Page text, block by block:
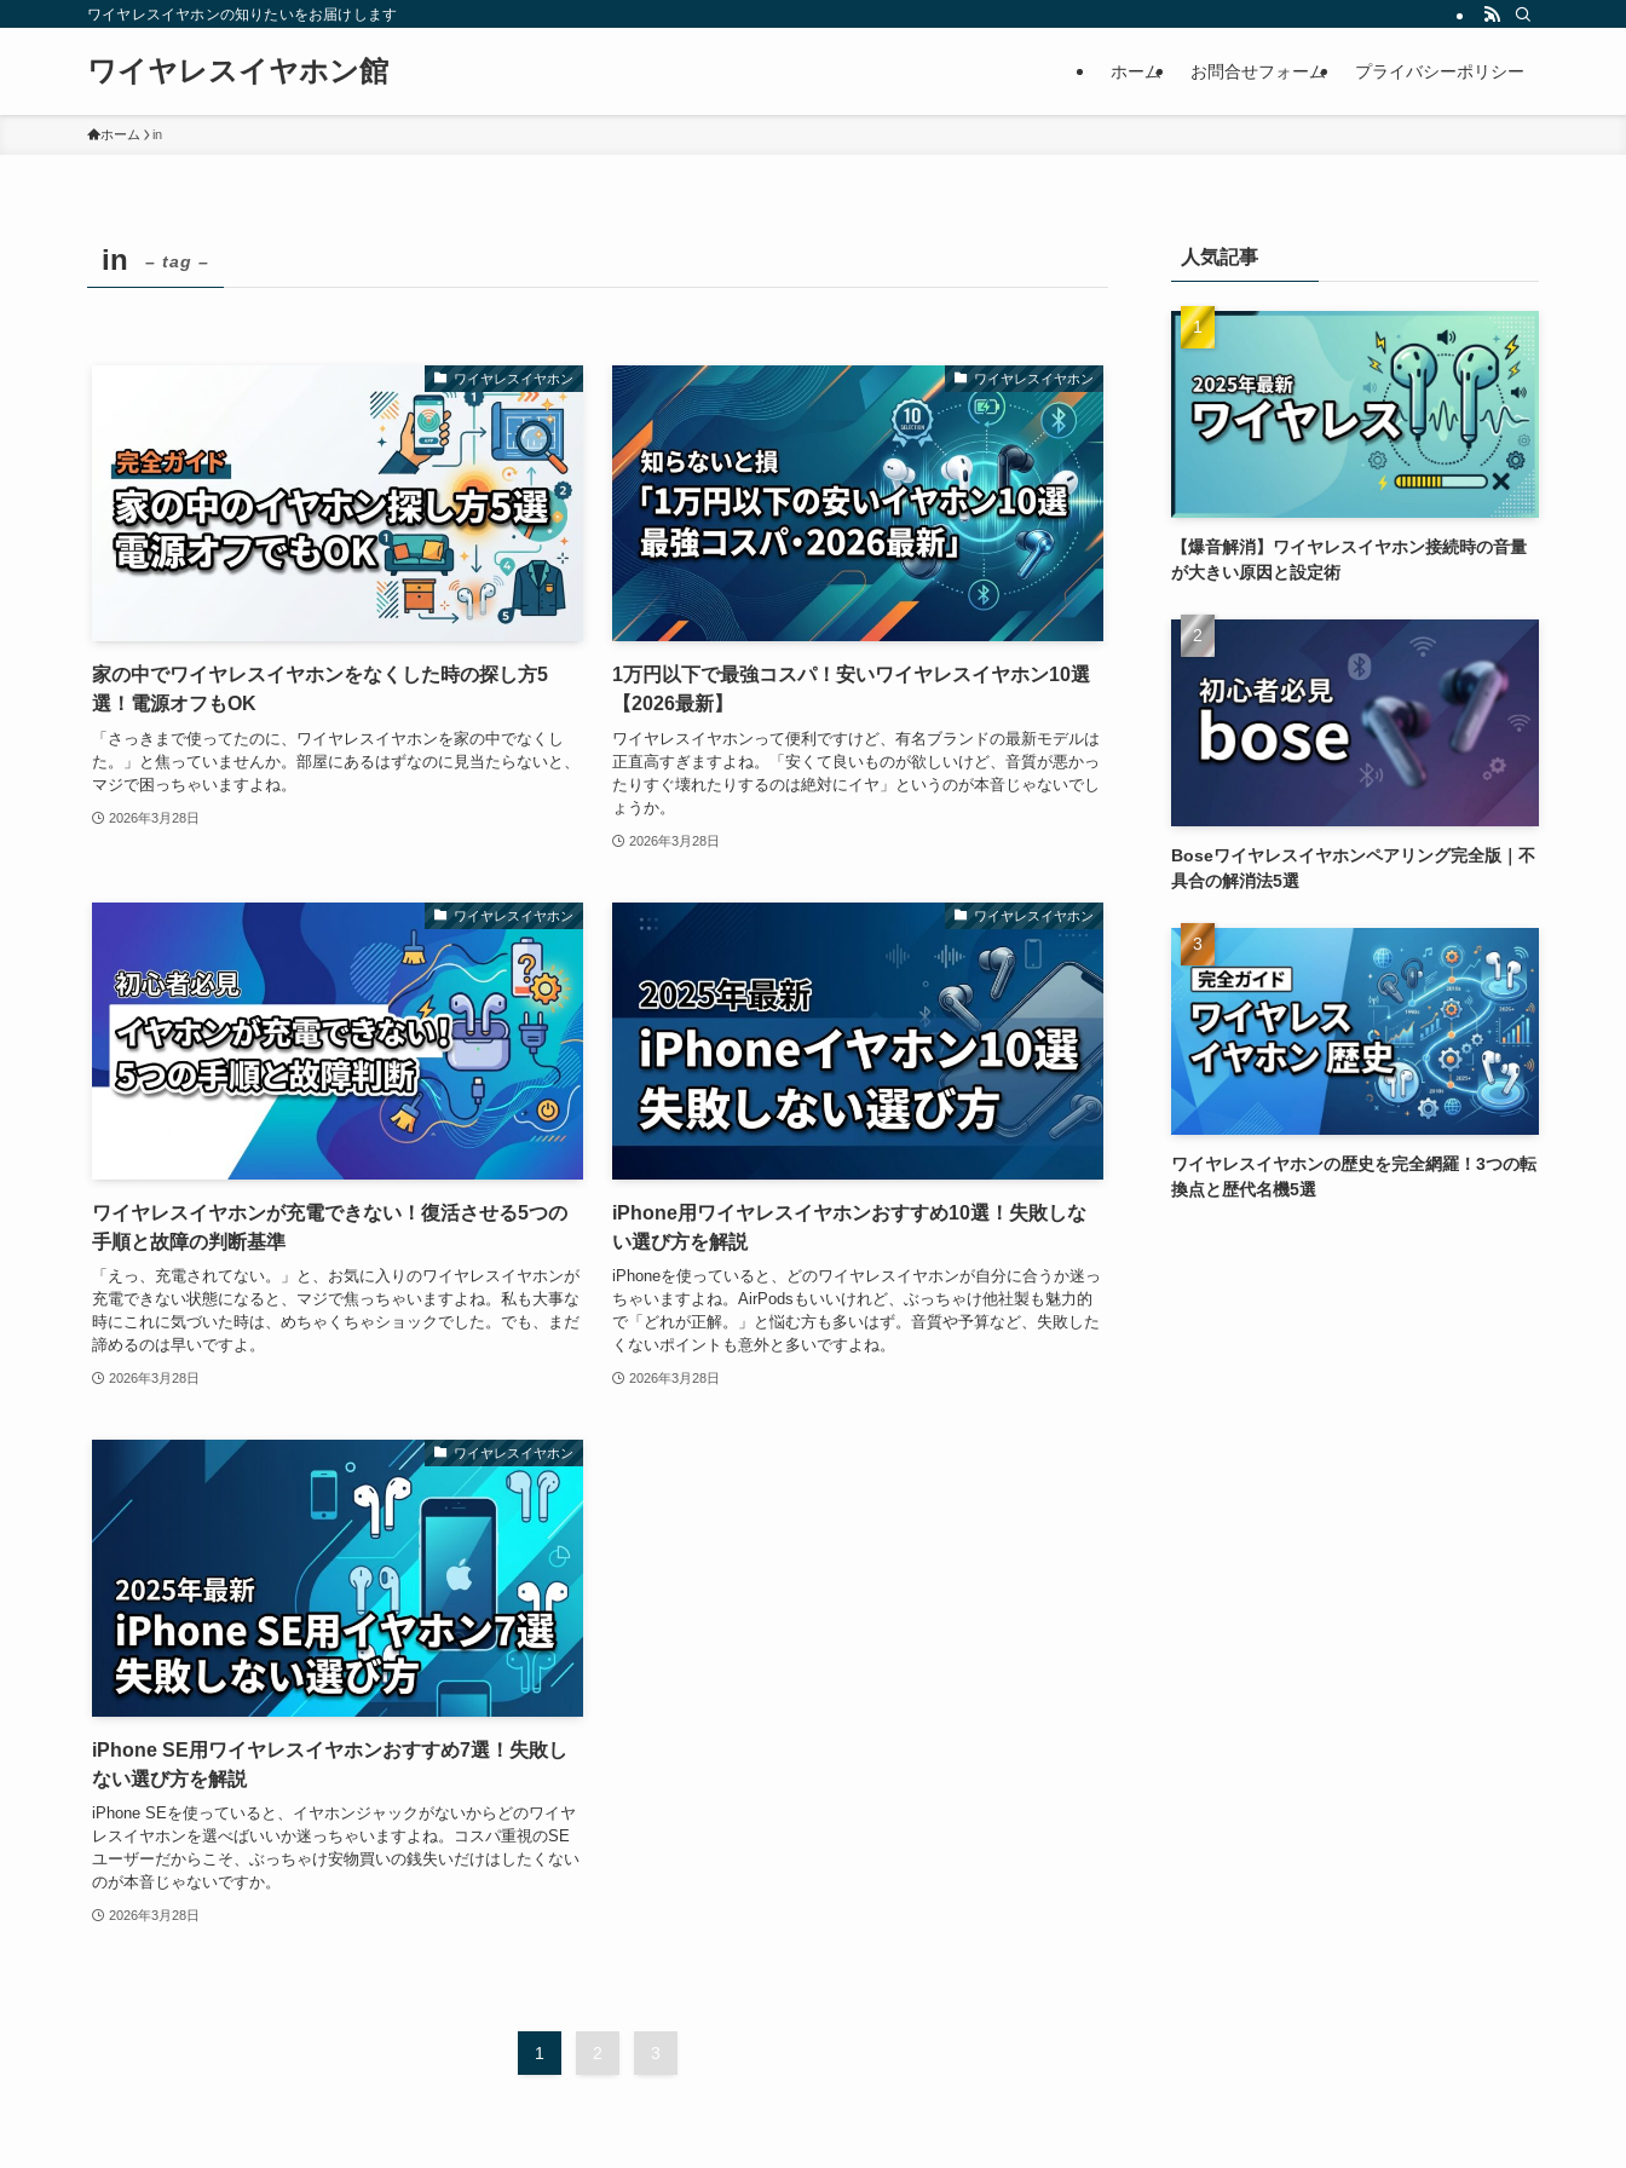
ワイヤレスイヤホンの知りたいをお届けします
ワイヤレスイヤホン館 ホーム お問合せフォーム プライバシーポリシー
ホーム in
in – tag –
ワイヤレスイヤホン
家の中でワイヤレスイヤホンをなくした時の探し方5
選！電源オフもOK
「さっきまで使ってたのに、ワイヤレスイヤホンを家の中でなくし
た。」と焦っていませんか。部屋にあるはずなのに見当たらないと、
マジで困っちゃいますよね。
2026年3月28日
ワイヤレスイヤホン
1万円以下で最強コスパ！安いワイヤレスイヤホン10選
【2026最新】
ワイヤレスイヤホンって便利ですけど、有名ブランドの最新モデルは
正直高すぎますよね。「安くて良いものが欲しいけど、音質が悪かっ
たりすぐ壊れたりするのは絶対にイヤ」というのが本音じゃないでし
ょうか。
2026年3月28日
ワイヤレスイヤホン
ワイヤレスイヤホンが充電できない！復活させる5つの
手順と故障の判断基準
「えっ、充電されてない。」と、お気に入りのワイヤレスイヤホンが
充電できない状態になると、マジで焦っちゃいますよね。私も大事な
時にこれに気づいた時は、めちゃくちゃショックでした。でも、まだ
諦めるのは早いですよ。
2026年3月28日
ワイヤレスイヤホン
iPhone用ワイヤレスイヤホンおすすめ10選！失敗しな
い選び方を解説
iPhoneを使っていると、どのワイヤレスイヤホンが自分に合うか迷っ
ちゃいますよね。AirPodsもいいけれど、ぶっちゃけ他社製も魅力的
で「どれが正解。」と悩む方も多いはず。音質や予算など、失敗した
くないポイントも意外と多いですよね。
2026年3月28日
ワイヤレスイヤホン
iPhone SE用ワイヤレスイヤホンおすすめ7選！失敗し
ない選び方を解説
iPhone SEを使っていると、イヤホンジャックがないからどのワイヤ
レスイヤホンを選べばいいか迷っちゃいますよね。コスパ重視のSE
ユーザーだからこそ、ぶっちゃけ安物買いの銭失いだけはしたくない
のが本音じゃないですか。
2026年3月28日
1 2 3
人気記事
【爆音解消】ワイヤレスイヤホン接続時の音量
が大きい原因と設定術
Boseワイヤレスイヤホンペアリング完全版｜不
具合の解消法5選
ワイヤレスイヤホンの歴史を完全網羅！3つの転
換点と歴代名機5選